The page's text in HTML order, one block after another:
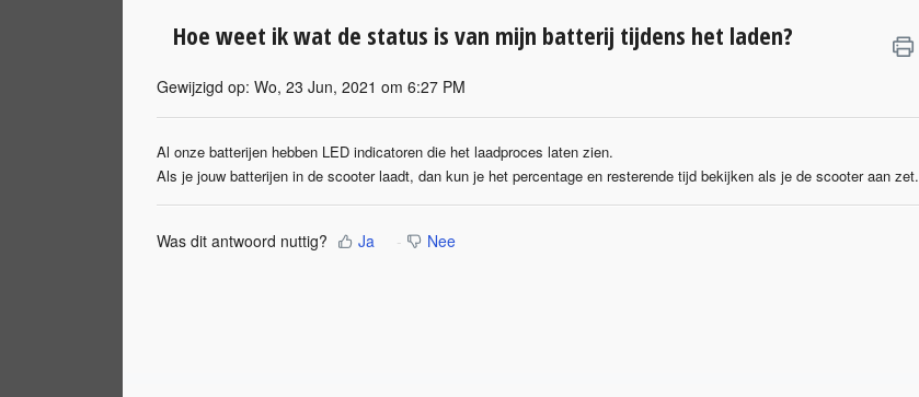
Hoe weet ik wat de status is van mijn batterij tijdens het laden?
Gewijzigd op: Wo, 23 Jun, 2021 om 6:27 PM
Al onze batterijen hebben LED indicatoren die het laadproces laten zien.
Als je jouw batterijen in de scooter laadt, dan kun je het percentage en resterende tijd bekijken als je de scooter aan zet.
Was dit antwoord nuttig? Ja Nee